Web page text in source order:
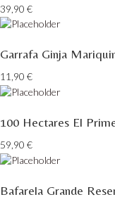
Vinho na
Vinhos
39,90 €
Garrafa Ginja
11,90 €
100 Hectares El
59,90 €
Bafarela Grande